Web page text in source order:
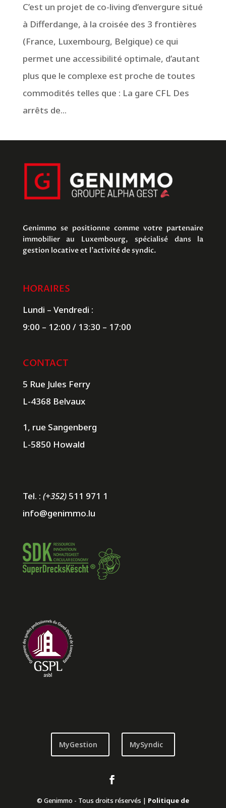
C’est un projet de co-living d’envergure situé
à Differdange, à la croisée des 3 frontières
(France, Luxembourg, Belgique) ce qui
permet une accessibilité optimale, d’autant
plus que le complexe est proche de toutes
commodités telles que : La gare CFL Des
arrêts de...
Genimmo se positionne comme votre partenaire
immobilier au Luxembourg, spécialisé dans la
gestion locative et l’activité de syndic.
HORAIRES
Lundi – Vendredi :
9:00 – 12:00 / 13:30 – 17:00
CONTACT
5 Rue Jules Ferry
L-4368 Belvaux
1, rue Sangenberg
L-5850 Howald
Tel. : (+352)511 971 1
info@genimmo.lu
MyGestion MySyndic
© Genimmo - Tous droits réservés | Politique de